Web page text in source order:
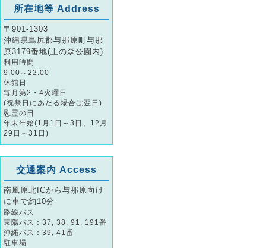
所在地等 Address
〒901-1303
沖縄県島尻郡与那原町与那
原3179番地(上の森公園内)
利用時間
9:00～22:00
休館日
毎月第2・4火曜日
(祝祭日にあたる場合は翌日)
慰霊の日
年末年始(1月1日～3日、12月
29日～31日)
交通案内 Access
南風原北ICから与那原向け
に車で約10分
路線バス
東陽バス：37, 38, 91, 191番
沖縄バス：39, 41番
駐車場